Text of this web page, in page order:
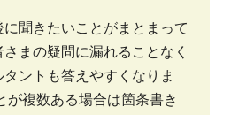
に聞きたいことがまとまって
まの疑問に漏れることなく
ントも答えやすくなりま
が複数ある場合は箇条書き